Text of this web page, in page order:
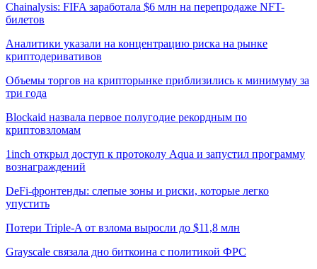
Chainalysis: FIFA заработала $6 млн на перепродаже NFT-
билетов
Аналитики указали на концентрацию риска на рынке
криптодеривативов
Объемы торгов на крипторынке приблизились к минимуму за
три года
Blockaid назвала первое полугодие рекордным по
криптовзломам
1inch открыл доступ к протоколу Aqua и запустил программу
вознаграждений
DeFi-фронтенды: слепые зоны и риски, которые легко
упустить
Потери Triple-A от взлома выросли до $11,8 млн
Grayscale связала дно биткоина с политикой ФРС